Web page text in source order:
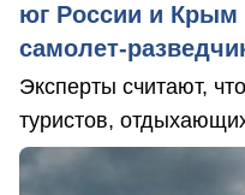
юг России и
самолет-
Эксперты считают,
туристов,